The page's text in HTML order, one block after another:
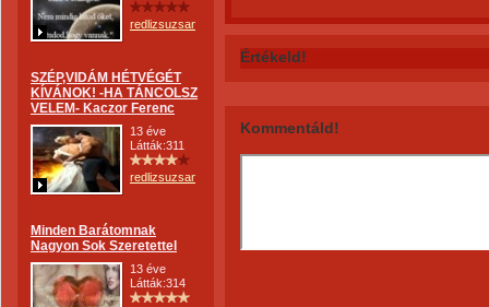
redlizsuzsanna
SZÉP,VIDÁM HÉTVÉGÉT
KÍVÁNOK! -HA TÁNCOLSZ
VELEM- Kaczor Ferenc
13 éve
Látták:311
redlizsuzsanna
Minden Barátomnak
Nagyon Sok Szeretettel
13 éve
Látták:314
Értékeld!
Kommentáld!